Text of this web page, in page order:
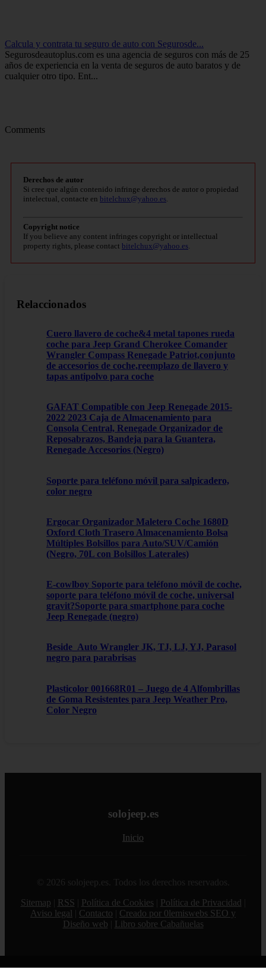
Calcula y contrata tu seguro de auto con Segurosde...
Segurosdeautoplus.com es una agencia de seguros con más de 25
años de experiencia en la venta de seguros de auto baratos y de
cualquier otro tipo. Ent...
Comments
Derechos de autor
Si cree que algún contenido infringe derechos de autor o propiedad
intelectual, contacte en bitelchux@yahoo.es
Copyright notice
If you believe any content infringes copyright or intellectual
property rights, please contact bitelchux@yahoo.es
Relaccionados
Cuero llavero de coche&4 metal tapones rueda
coche para Jeep Grand Cherokee Comander
Wrangler Compass Renegade Patriot,conjunto
de accesorios de coche,reemplazo de llavero y
tapas antipolvo para coche
GAFAT Compatible con Jeep Renegade 2015-
2022 2023 Caja de Almacenamiento para
Consola Central, Renegade Organizador de
Reposabrazos, Bandeja para la Guantera,
Renegade Accesorios (Negro)
Soporte para teléfono móvil para salpicadero,
color negro
Ergocar Organizador Maletero Coche 1680D
Oxford Cloth Trasero Almacenamiento Bolsa
Múltiples Bolsillos para Auto/SUV/Camión
(Negro, 70L con Bolsillos Laterales)
E-cowlboy Soporte para teléfono móvil de coche,
soporte para teléfono móvil de coche, universal
gravit?Soporte para smartphone para coche
Jeep Renegade (negro)
Beside_Auto Wrangler JK, TJ, LJ, YJ, Parasol
negro para parabrisas
Plasticolor 001668R01 – Juego de 4 Alfombrillas
de Goma Resistentes para Jeep Weather Pro,
Color Negro
solojeep.es
Inicio
© 2026 solojeep.es. Todos los derechos reservados.
Sitemap
RSS Política de Cookies Política de Privacidad
Aviso legal
Contacto
Creado por 0lemiswebs SEO y
Diseño web
Libro sobre Cabañuelas